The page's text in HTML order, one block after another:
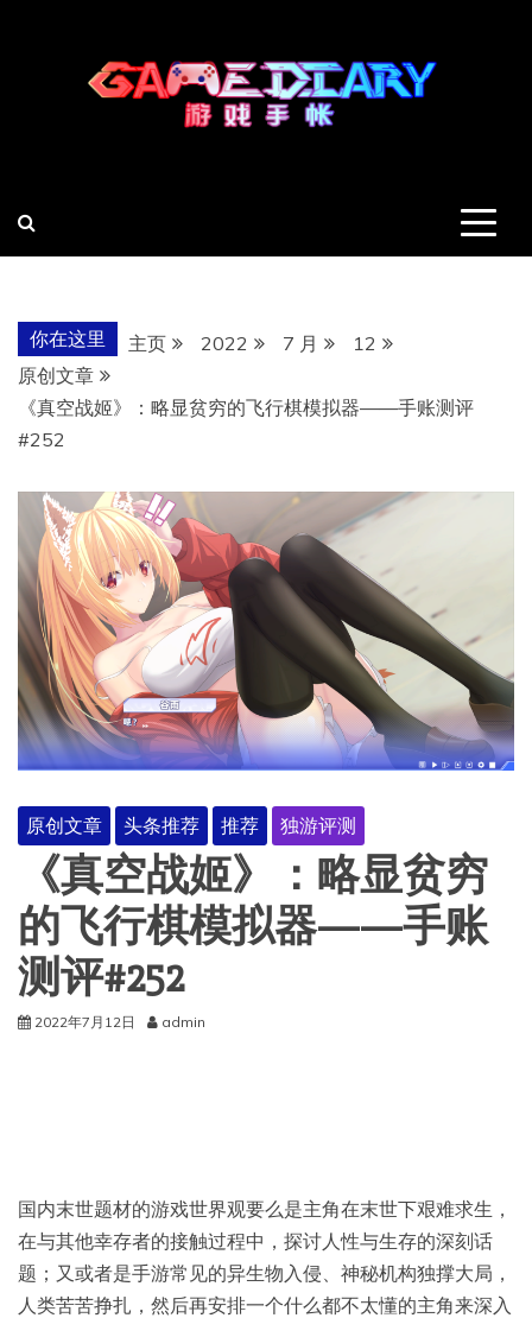
你在这里 主页 2022 7 月
12
原创文章
《真空战姬》：略显贫穷的飞行棋模拟器——手账测评
#252
原创文章 头条推荐 推荐 独游评测
《真空战姬》：略显贫穷
的飞行棋模拟器——手账
测评#252
2022年7月12日 admin
国内末世题材的游戏世界观要么是主角在末世下艰难求生，
在与其他幸存者的接触过程中，探讨人性与生存的深刻话
题；又或者是手游常见的异生物入侵、神秘机构独撑大局，
人类苦苦挣扎，然后再安排一个什么都不太懂的主角来深入